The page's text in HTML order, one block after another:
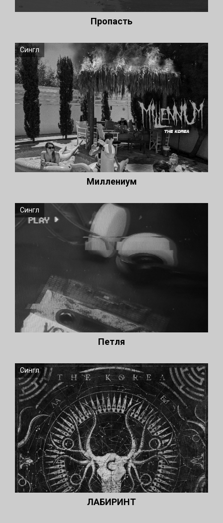
Пропасть
Сингл
Миллениум
Сингл
Петля
Сингл
ЛАБИРИНТ